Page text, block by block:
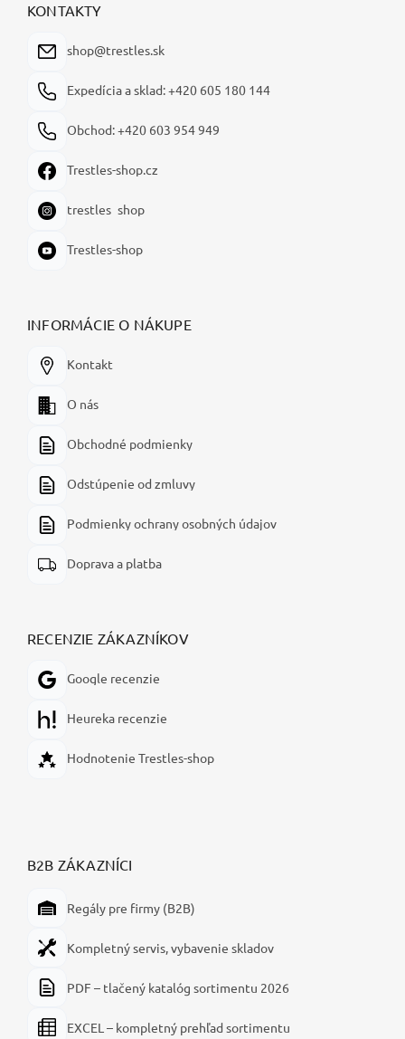
KONTAKTY
shop@trestles.sk
Expedícia a sklad: +420 605 180 144
Obchod: +420 603 954 949
Trestles-shop.cz
trestles_shop
Trestles-shop
INFORMÁCIE O NÁKUPE
Kontakt
O nás
Obchodné podmienky
Odstúpenie od zmluvy
Podmienky ochrany osobných údajov
Doprava a platba
RECENZIE ZÁKAZNÍKOV
Google recenzie
Heureka recenzie
Hodnotenie Trestles-shop
B2B ZÁKAZNÍCI
Regály pre firmy (B2B)
Kompletný servis, vybavenie skladov
PDF – tlačený katalóg sortimentu 2026
EXCEL – kompletný prehľad sortimentu